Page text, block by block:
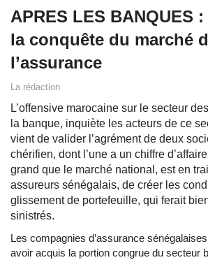
APRES LES BANQUES
la conquête du marché
l’assurance
La rédaction
L’offensive marocaine sur le secteur
la banque, inquiète les acteurs de ce
vient de valider l’agrément de deux
chérifien, dont l’une a un chiffre
grand que le marché national, est en
assureurs sénégalais, de créer les
glissement de portefeuille, qui ferait
sinistrés.
Les compagnies d’assurance
avoir acquis la portion congrue du secteur